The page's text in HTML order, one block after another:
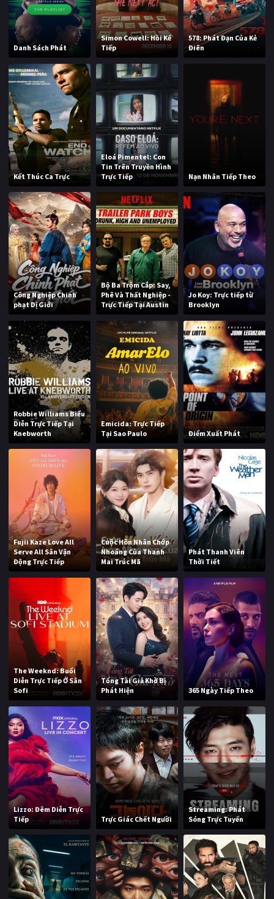
Danh Sách Phát
Simon Cowell: Hồi Kế
Tiếp
578: Phát Đạn Của Kẻ
Điên
Kết Thúc Ca Trực
Eloá Pimentel: Con
Tin Trên Truyền Hình
Trực Tiếp
Nạn Nhân Tiếp Theo
Công Nghiệp Chinh
phạt Dị Giới
Bộ Ba Trộm Cắp: Say,
Phê Và Thất Nghiệp -
Trực Tiếp Tại Austin
Jo Koy: Trực tiếp từ
Brooklyn
Robbie Williams Biểu
Diễn Trực Tiếp Tại
Knebworth
Emicida: Trực Tiếp
Tại Sao Paulo
Điểm Xuất Phát
Fujii Kaze Love All
Serve All Sân Vận
Động Trực Tiếp
Cuộc Hôn Nhân Chớp
Nhoáng Của Thanh
Mai Trúc Mã
Phát Thanh Viên
Thời Tiết
The Weeknd: Buổi
Diễn Trực Tiếp Ở Sân
Sofi
Tổng Tài Giả Khờ Bị
Phát Hiện
365 Ngày Tiếp Theo
Lizzo: Đêm Diễn Trực
Tiếp
Trực Giác Chết Người
Streaming: Phát
Sóng Trực Tuyến